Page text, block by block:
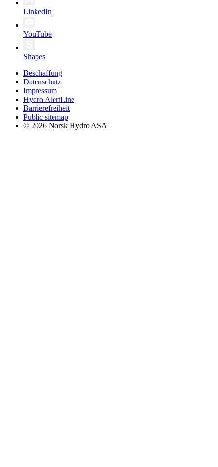
LinkedIn
YouTube
Shapes
Beschaffung
Datenschutz
Impressum
Hydro AlertLine
Barrierefreiheit
Public sitemap
© 2026 Norsk Hydro ASA